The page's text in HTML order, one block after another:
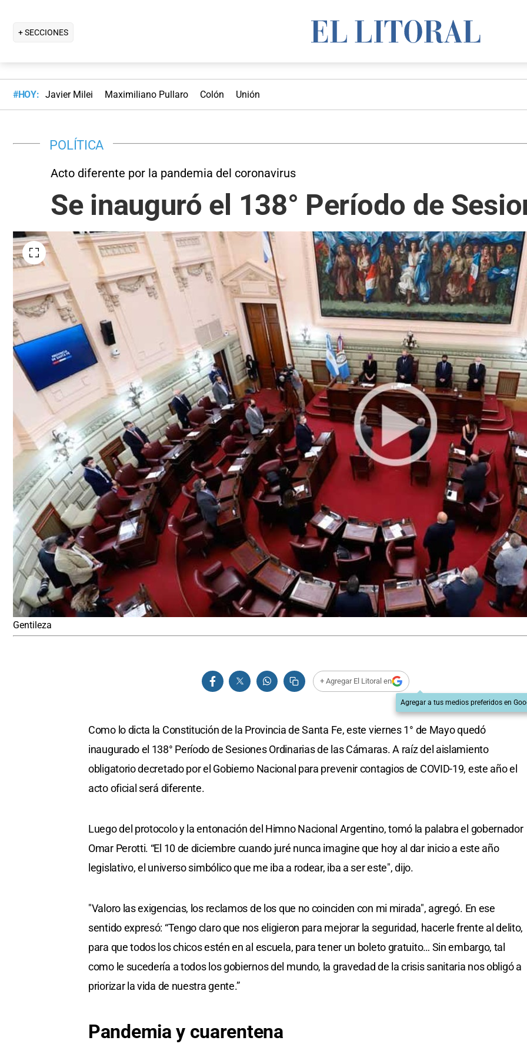
+ SECCIONES
#HOY: Javier Milei Maximiliano Pullaro Colón Unión
POLÍTICA
Acto diferente por la pandemia del coronavirus
Se inauguró el 138° Período de
Gentileza
+ Agregar El Litoral en
Agregar a tus medios preferidos en
Como lo dicta la Constitución de la Provincia de Santa Fe, este viernes 1° de Mayo quedó
inaugurado el 138° Período de Sesiones Ordinarias de las Cámaras. A raíz del aislamiento
obligatorio decretado por el Gobierno Nacional para prevenir contagios de COVID-19, este año el
acto oficial será diferente.
Luego del protocolo y la entonación del Himno Nacional Argentino, tomó la palabra el gobernador
Omar Perotti. “El 10 de diciembre cuando juré nunca imagine que hoy al dar inicio a este año
legislativo, el universo simbólico que me iba a rodear, iba a ser este", dijo.
"Valoro las exigencias, los reclamos de los que no coinciden con mi mirada", agregó. En ese
sentido expresó: “Tengo claro que nos eligieron para mejorar la seguridad, hacerle frente al delito,
para que todos los chicos estén en al escuela, para tener un boleto gratuito… Sin embargo, tal
como le sucedería a todos los gobiernos del mundo, la gravedad de la crisis sanitaria nos obligó a
priorizar la vida de nuestra gente.”
Pandemia y cuarentena